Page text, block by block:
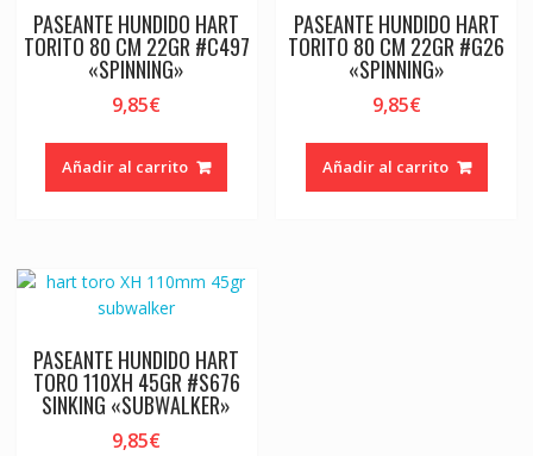
PASEANTE HUNDIDO HART
TORITO 80 CM 22GR #C497
«SPINNING»
9,85€
Añadir al carrito
PASEANTE HUNDIDO HART
TORITO 80 CM 22GR #G26
«SPINNING»
9,85€
Añadir al carrito
PASEANTE HUNDIDO HART
TORO 110XH 45GR #S676
SINKING «SUBWALKER»
9,85€